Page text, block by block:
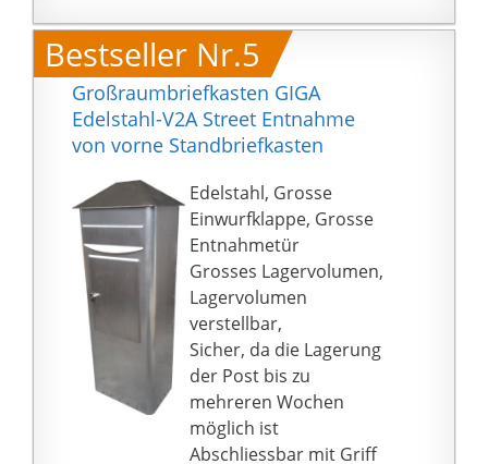
Bestseller Nr.5
Großraumbriefkasten GIGA
Edelstahl-V2A Street Entnahme
von vorne Standbriefkasten
Edelstahl, Grosse
Einwurfklappe, Grosse
Entnahmetür
Grosses Lagervolumen,
Lagervolumen
verstellbar,
Sicher, da die Lagerung
der Post bis zu
mehreren Wochen
möglich ist
Abschliessbar mit Griff